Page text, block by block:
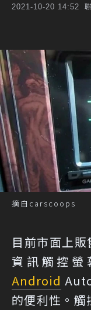
2021-10-20 14:52
摘自carscoops
目前市面上
資訊觸控螢
Android
的便利性。